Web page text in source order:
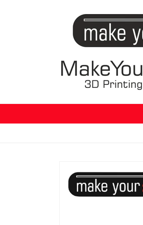
Produktinformationen
springen